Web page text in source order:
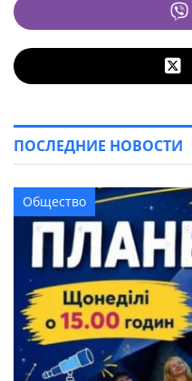
ПОСЛЕДНИЕ НОВОСТИ
Общество